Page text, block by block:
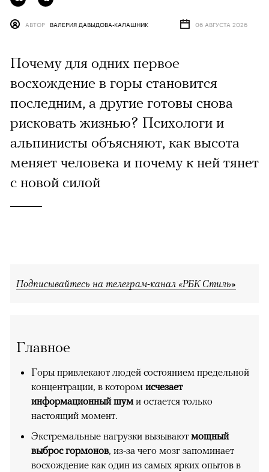
АВТОР ВАЛЕРИЯ ДАВЫДОВА-КАЛАШНИК 06 АВГУСТА 2026
Почему для одних первое
восхождение в горы становится
последним, а другие готовы снова
рисковать жизнью? Психологи и
альпинисты объясняют, как высота
меняет человека и почему к ней тянет
с новой силой
Подписывайтесь на телеграм-канал «РБК Стиль»
Главное
Горы привлекают людей состоянием предельной
концентрации, в котором исчезает
информационный шуми остается только
настоящий момент.
Экстремальные нагрузки вызывают мощный
выброс гормонов, из-за чего мозг запоминает
восхождение как один из самых ярких опытов в